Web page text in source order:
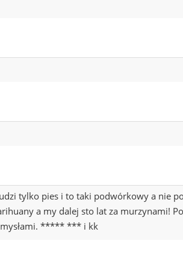
tylko pies i to taki podwórkowy a nie
a my dalej sto lat za murzynami!
***** *** i kk